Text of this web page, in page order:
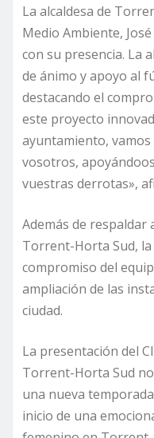
La alcaldesa de
Medio Ambiente,
con su presencia. La
de ánimo y apoyo al
destacando el
este proyecto
ayuntamiento,
vosotros,
vuestras derrotas»,
Además de respaldar
Torrent-Horta Sud, la
compromiso del
ampliación de las
ciudad.
La presentación del
Torrent-Horta Sud
una nueva
inicio de una